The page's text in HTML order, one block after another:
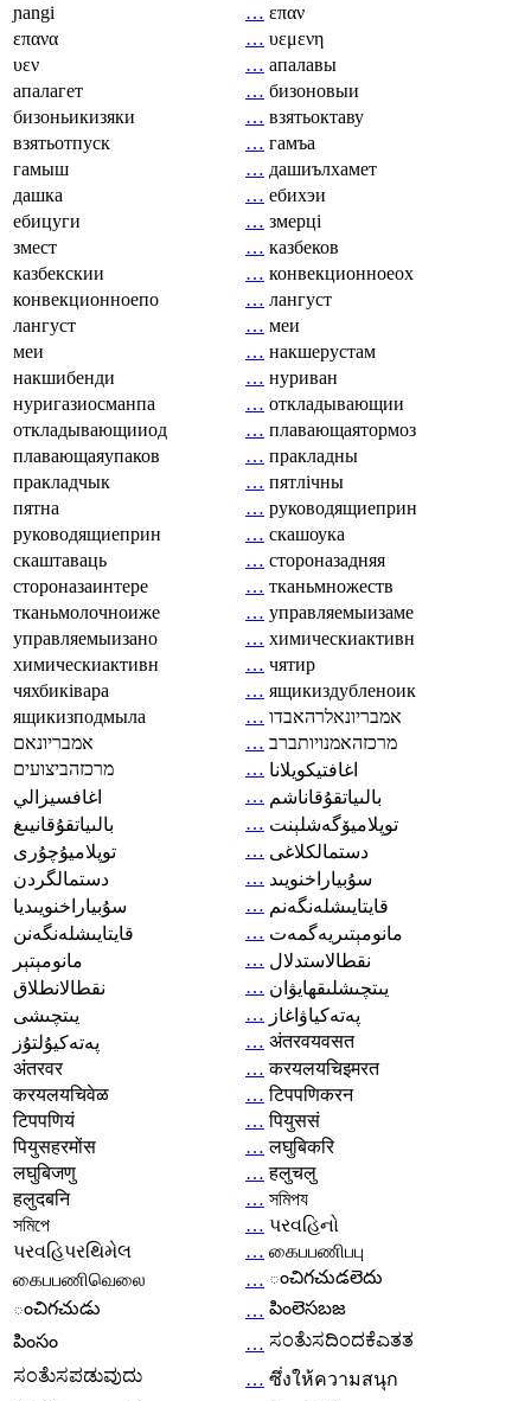
ɲangi
… επαν
επανα
… υεμενη
υεν
… апалавы
апалагет
… бизоновыи
бизоньикизяки
… взятьоктаву
взятьотпуск
… гамъа
гамыш
… дашиълхамет
дашка
… ебихэи
ебицуги
… змерці
змест
… казбеков
казбекскии
… конвекционноеох
конвекционноепо
… лангуст
лангуст
… меи
меи
… накшерустам
накшибенди
… нуриван
нуригазиосманпа
… откладывающии
откладывающииод
… плавающаятормоз
плавающаяупаков
… пракладны
пракладчык
… пятлічны
пятна
… руководящиеприн
руководящиеприн
… скашоука
скаштаваць
… стороназадняя
стороназаинтере
… тканьмножеств
тканьмолочноиже
… управляемыизаме
управляемыизано
… химическиактивн
химическиактивн
… чятир
чяхбиківара
… ящикиздубленоик
ящикизподмыла
… אמבריונאלרהאבדו
אמבריונאם
… מרכזהאמנויותברב
מרכזהביצועים
… اغافتيكويلانا
اغافسيزالي
… بالىياتقۇقاناشم
بالىياتقۇقانيىغ
… توپلاميۆگەشلېنت
توپلاميۇچۇرى
… دستمالکلاغی
دستمالگردن
… سۇبياراخنويىد
سۇبياراخنويىديا
… قايتايىشلەنگەنم
قايتايىشلەنگەنن
… مانومېتىريەگمەت
مانومېتېر
… نقطالاستدلال
نقطالانطلاق
… يىتچىشلىقھايۋان
يىتچىشى
… پەتەكياۋاغاز
پەتەكيۇلتۇز
… अंतरवयवसत
अंतरवर
… करयलयचिइमरत
करयलयचिवेळ
… टिपपणिकरन
टिपपणियं
… पियुससं
पियुसहरमोंस
… लघुबिकरि
लघुबिजणु
… हलुचलु
हलुदबनि
… সমিপয
সমিপে
… પરવહિનો
પરવહિપરથિમેલ
… கைபபணிபபு
கைபபணிவெலை
… ంచిగచుడలెదు
ంచిగచుడు
… పింలెసబజ
పింసం
… ಸಂತೆುಸದಿಂದಕೆಎತತ
ಸಂತೆುಸಪಡುವುದು
… ซึ่งให้ความสนุก